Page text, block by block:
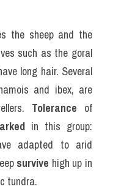
the sheep and the
such as the goral
long hair. Several
and ibex, are
Tolerance of
in this group:
adapted to arid
survive high up in
tundra.